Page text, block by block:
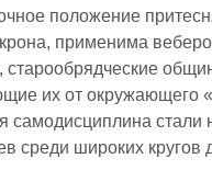
положение
применима
их от окружающего
самодисциплина
среди широких